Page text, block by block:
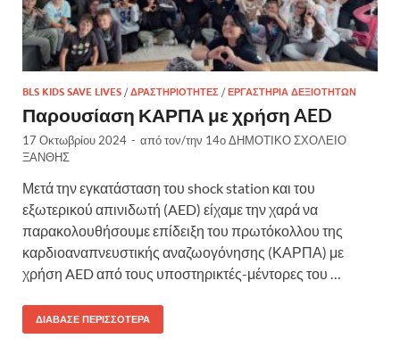
BLS KIDS SAVE LIVES /ΔΡΑΣΤΗΡΙΌΤΗΤΕΣ /ΕΡΓΑΣΤΉΡΙΑ ΔΕΞΙΟΤΉΤΩΝ
Παρουσίαση ΚΑΡΠΑ με χρήση AED
17 Οκτωβρίου 2024 - από τον/την 14ο ΔΗΜΟΤΙΚΟ ΣΧΟΛΕΙΟ
ΞΑΝΘΗΣ
Μετά την εγκατάσταση του shock station και του
εξωτερικού απινιδωτή (AED) είχαμε την χαρά να
παρακολουθήσουμε επίδειξη του πρωτόκολλου της
καρδιοαναπνευστικής αναζωογόνησης (ΚΑΡΠΑ) με
χρήση AED από τους υποστηρικτές-μέντορες του …
ΔΙΆΒΑΣΕ ΠΕΡΙΣΣΌΤΕΡΑ